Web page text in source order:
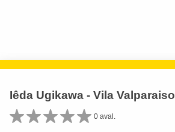
Iêda Ugikawa - Vila Valparaiso
0 aval.